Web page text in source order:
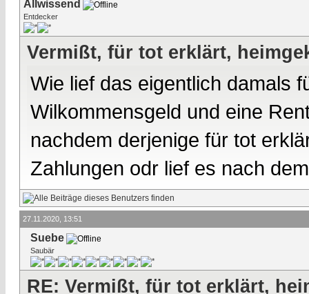
Allwissend
Entdecker
Vermißt, für tot erklärt,
Wie lief das eigentlich damals
Wilkommensgeld und eine
nachdem derjenige für tot
Zahlungen odr lief es nach
27.11.2020, 13:51
Suebe
Saubär
RE: Vermißt, für tot erklärt,